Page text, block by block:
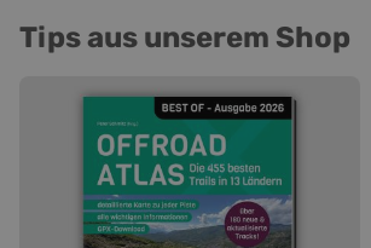
Tips aus unserem Shop